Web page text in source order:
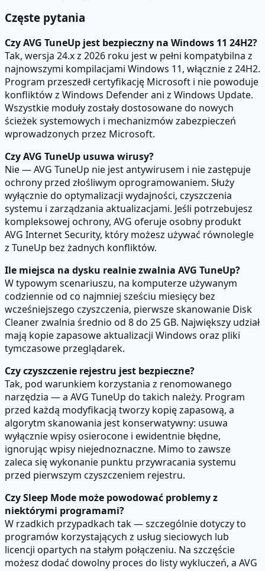
Częste pytania
Czy AVG TuneUp jest bezpieczny na Windows 11 24H2?
Tak, wersja 24.x z 2026 roku jest w pełni kompatybilna z
najnowszymi kompilacjami Windows 11, włącznie z 24H2.
Program przeszedł certyfikację Microsoft i nie powoduje
konfliktów z Windows Defender ani z Windows Update.
Wszystkie moduły zostały dostosowane do nowych
ścieżek systemowych i mechanizmów zabezpieczeń
wprowadzonych przez Microsoft.
Czy AVG TuneUp usuwa wirusy?
Nie — AVG TuneUp nie jest antywirusem i nie zastępuje
ochrony przed złośliwym oprogramowaniem. Służy
wyłącznie do optymalizacji wydajności, czyszczenia
systemu i zarządzania aktualizacjami. Jeśli potrzebujesz
kompleksowej ochrony, AVG oferuje osobny produkt
AVG Internet Security, który możesz używać równolegle
z TuneUp bez żadnych konfliktów.
Ile miejsca na dysku realnie zwalnia AVG TuneUp?
W typowym scenariuszu, na komputerze używanym
codziennie od co najmniej sześciu miesięcy bez
wcześniejszego czyszczenia, pierwsze skanowanie Disk
Cleaner zwalnia średnio od 8 do 25 GB. Największy udział
mają kopie zapasowe aktualizacji Windows oraz pliki
tymczasowe przeglądarek.
Czy czyszczenie rejestru jest bezpieczne?
Tak, pod warunkiem korzystania z renomowanego
narzędzia — a AVG TuneUp do takich należy. Program
przed każdą modyfikacją tworzy kopię zapasową, a
algorytm skanowania jest konserwatywny: usuwa
wyłącznie wpisy osierocone i ewidentnie błędne,
ignorując wpisy niejednoznaczne. Mimo to zawsze
zaleca się wykonanie punktu przywracania systemu
przed pierwszym czyszczeniem rejestru.
Czy Sleep Mode może powodować problemy z
niektórymi programami?
W rzadkich przypadkach tak — szczególnie dotyczy to
programów korzystających z usług sieciowych lub
licencji opartych na stałym połączeniu. Na szczęście
możesz dodać dowolny proces do listy wykluczeń, a AVG